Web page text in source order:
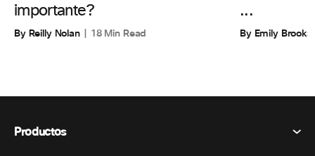
importante?
By Reilly Nolan 18 Min Read
...
By Emily Brooks
Productos